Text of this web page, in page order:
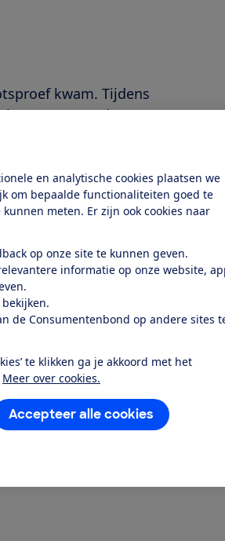
en analytische cookies plaatsen we
om bepaalde functionaliteiten goed te
meten. Er zijn ook cookies naar
op onze site te kunnen geven.
informatie op onze website,
bekijken.
de Consumentenbond op andere sites
te klikken ga je akkoord met het
Meer over cookies.
Accepteer alle cookies
kwam. Tijdens
samen met de
met
door de test,